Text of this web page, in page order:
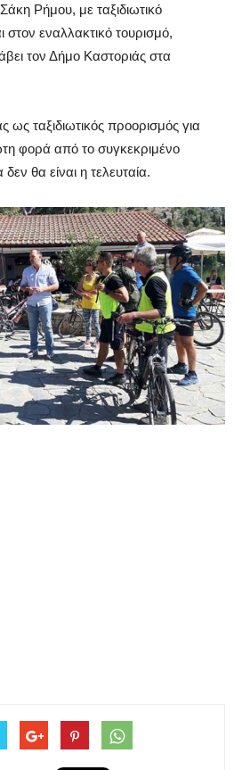
Ρήμου, με ταξιδιωτικό
στον εναλλακτικό τουρισμό,
τoν Δήμο Καστοριάς στα
ως ταξιδιωτικός προορισμός για
φορά από το συγκεκριμένο
θα είναι η τελευταία.